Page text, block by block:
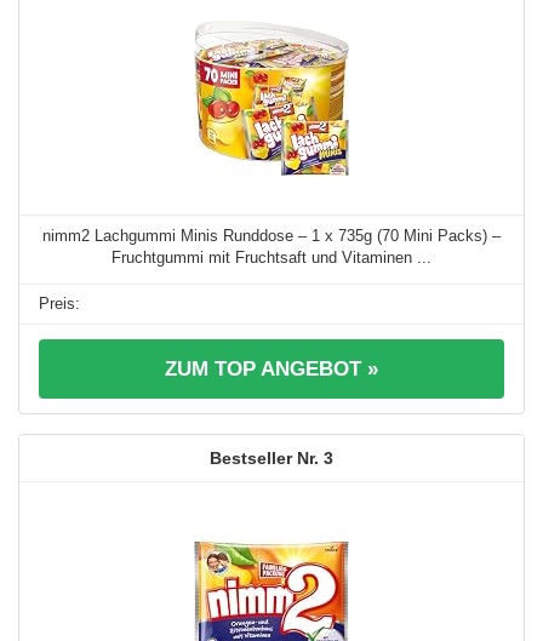
nimm2 Lachgummi Minis Runddose – 1 x 735g (70 Mini Packs) –
Fruchtgummi mit Fruchtsaft und Vitaminen ...
ZUM TOP ANGEBOT »
3